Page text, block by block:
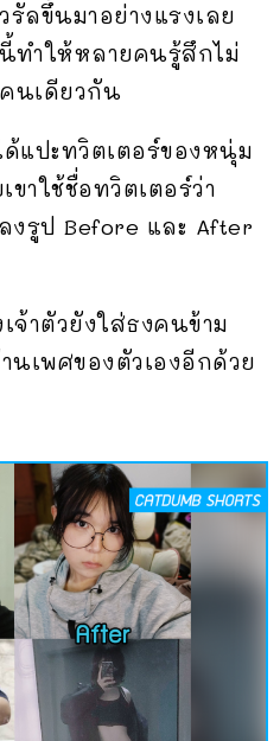
ลขึ้นมาอย่างแรงเลย
ทำให้หลายคนรู้สึกไม่
คนเดียวกัน
แปะทวิตเตอร์ของหนุ่ม
ขาใช้ชื่อทวิตเตอร์ว่า
ลงรูป Before และ After
จ้าตัวยังใส่ธงคนข้าม
นเพศของตัวเองอีกด้วย